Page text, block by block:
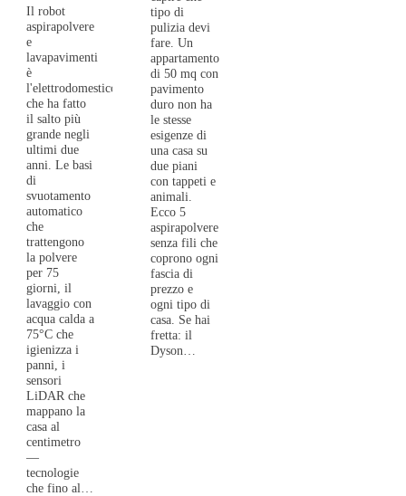
Il robot
aspirapolvere
e
lavapavimenti
è
l'elettrodomestico
che ha fatto
il salto più
grande negli
ultimi due
anni. Le basi
di
svuotamento
automatico
che
trattengono
la polvere
per 75
giorni, il
lavaggio con
acqua calda a
75°C che
igienizza i
panni, i
sensori
LiDAR che
mappano la
casa al
centimetro
—
tecnologie
che fino al…
tipo di
pulizia devi
fare. Un
appartamento
di 50 mq con
pavimento
duro non ha
le stesse
esigenze di
una casa su
due piani
con tappeti e
animali.
Ecco 5
aspirapolvere
senza fili che
coprono ogni
fascia di
prezzo e
ogni tipo di
casa. Se hai
fretta: il
Dyson…